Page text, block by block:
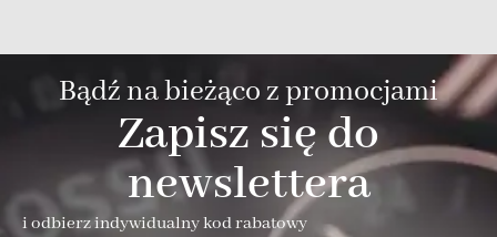
Bądź na bieżąco z promocjami
Zapisz się do
newslettera
i odbierz indywidualny kod rabatowy